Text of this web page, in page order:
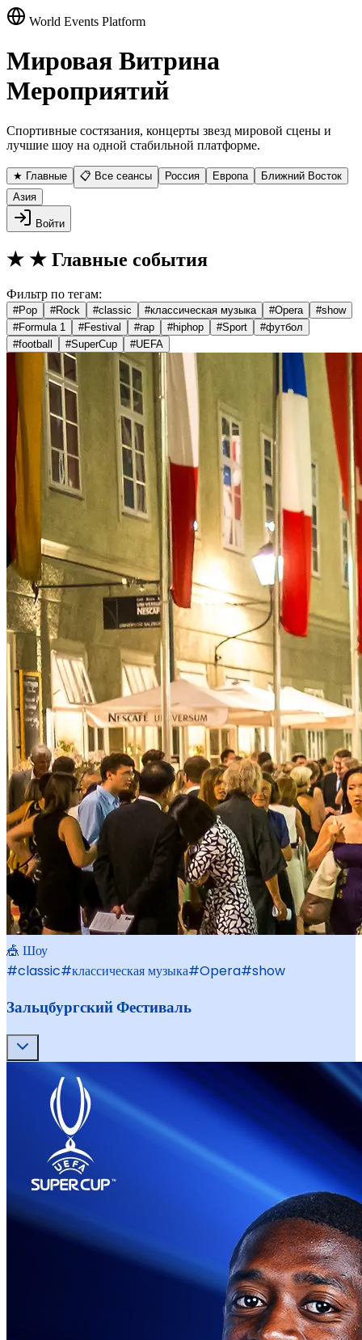
World Events Platform
Мировая Витрина
Мероприятий
Спортивные состязания, концерты звезд мировой сцены и
лучшие шоу на одной стабильной платформе.
★ Главные 📋 Все сеансы Россия Европа
Ближний Восток
Азия
Войти
★ ★ Главные события
Фильтр по тегам:
#Pop #Rock #classic #классическая музыка #Opera #show
#Formula 1 #Festival #rap #hiphop #Sport #футбол
#football #SuperCup #UEFA
🎪 Шоу
#classic#классическая музыка#Opera#show
Зальцбургский Фестиваль